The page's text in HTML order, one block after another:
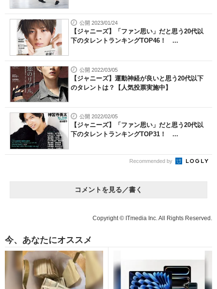
公開 2023/01/24
【ジャニーズ】「ファン思い」だと思う20代以
下のタレントランキングTOP46！ ...
公開 2022/03/05
【ジャニーズ】運動神経が良いと思う20代以下
のタレントは？【人気投票実施中】
公開 2022/02/05
【ジャニーズ】「ファン思い」だと思う20代以
下のタレントランキングTOP31！ ...
Recommended by
コメントを見る／書く
Copyright © ITmedia Inc. All Rights Reserved.
今、あなたにオススメ